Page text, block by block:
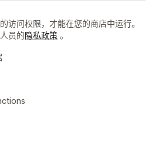
访问权限，才能在您的商店中运行。
员的隐私政策 。